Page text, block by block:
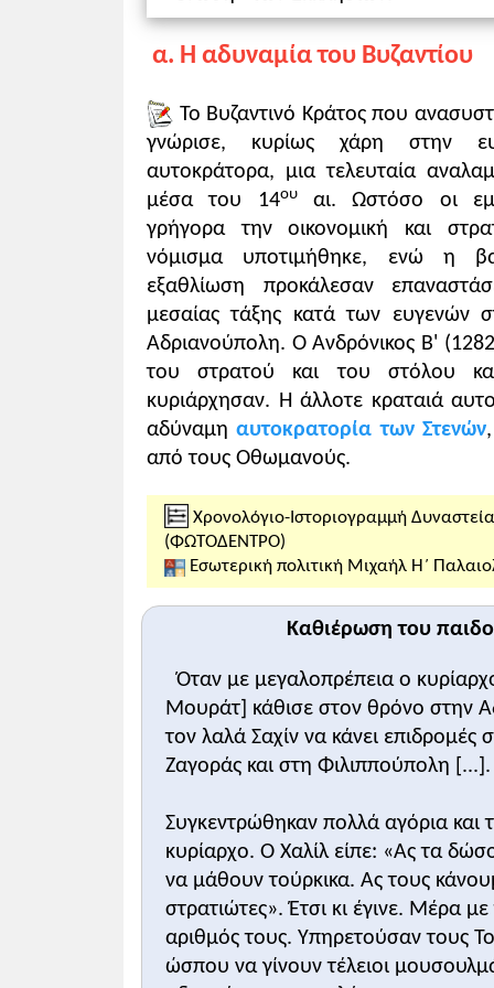
Διδακτικοί στόχοι
1. Να παρακολουθήσουν οι μαθητές
όπως ήταν οι γαζήδες και το
2. Να επισημάνουν τα αίτια της
λαών να αντισταθούν αποτελεσματικά
Επισημάνσεις για την πορεία
Η πορεία των οθωμανικών
Οθωμανών ήταν η πτώση της Προύσας
κατάληψη του Διδυμοτείχου (περ.
κατά των Σέρβων (1389). Η ήττα των
παράταση ζωής.
Το δεύτερο κέντρο βάρους
τα
καθόρισαν την οθωμανική επέκταση.
Σχολιασμός του υποστηρικτικού
Τα δύο παραθέματα του σχολικού
Οσμάν» ( τέλη του 15
μπροστά σε ακροατήριο.
Τοπρώτο απόσπασμααναφέρεται
στην καθιέρωση του παιδομαζώματος
ηττοπάθειας που επικράτησε στις
Τοεικονογραφικό υλικό αποτελείται
που δείχνει παραστατικά την πρόοδο
Οι λόγοι που έκαναν τους
που κατέλαβε βαθμιαία τους
συνέπεια της κατάκτησης των γύρω
γίνουν σιγά σιγά φυλακές για τους
Το παιδομάζωμα χρονολογείται στα
Αδριανούπολη) και έκαναν
(1326-1362) και στις αρχές της
α. Η αδυναμία του Βυζαντίου
Το Βυζαντινό Κράτος που
γνώρισε, κυρίως χάρη στην
αυτοκράτορα, μια τελευταία
μέσα του 14ουαι. Ωστόσο οι
γρήγορα την οικονομική και
νόμισμα υποτιμήθηκε, ενώ η
εξαθλίωση προκάλεσαν
μεσαίας τάξης κατά των ευγενών
Αδριανούπολη. Ο Ανδρόνικος Β'
του στρατού και του στόλου
κυριάρχησαν. Η άλλοτε κραταιά
αδύναμηαυτοκρατορία των Στενών
από τους Οθωμανούς.
Χρονολόγιο-Ιστοριογραμμή
(ΦΩΤΟΔΕΝΤΡΟ)
Εσωτερική πολιτική Μιχαήλ Η΄
Καθιέρωση του
Όταν με μεγαλοπρέπεια ο
Μουράτ] κάθισε στον θρόνο στην
τον λαλά Σαχίν να κάνει επιδρομές
Ζαγοράς και στη Φιλιππούπολη [...].
Συγκεντρώθηκαν πολλά αγόρια και
κυρίαρχο. Ο Χαλίλ είπε: «Ας τα
να μάθουν τούρκικα. Ας τους
στρατιώτες». Έτσι κι έγινε. Μέρα
αριθμός τους. Υπηρετούσαν τους
ώσπου να γίνουν τέλειοι